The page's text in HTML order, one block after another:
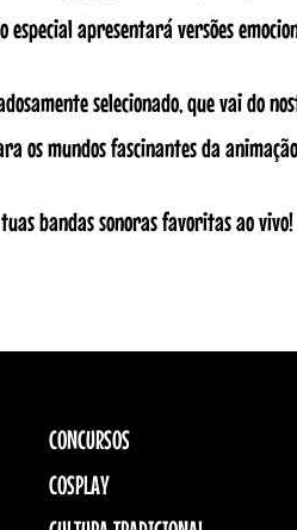
especial apresentará versões
selecionado, que vai do
os mundos fascinantes da
bandas sonoras favoritas ao vivo!
CONCURSOS
COSPLAY